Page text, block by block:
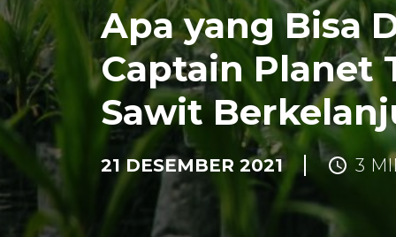
Apa yang Bisa
Captain Planet
Sawit
21 DESEMBER 2021 3